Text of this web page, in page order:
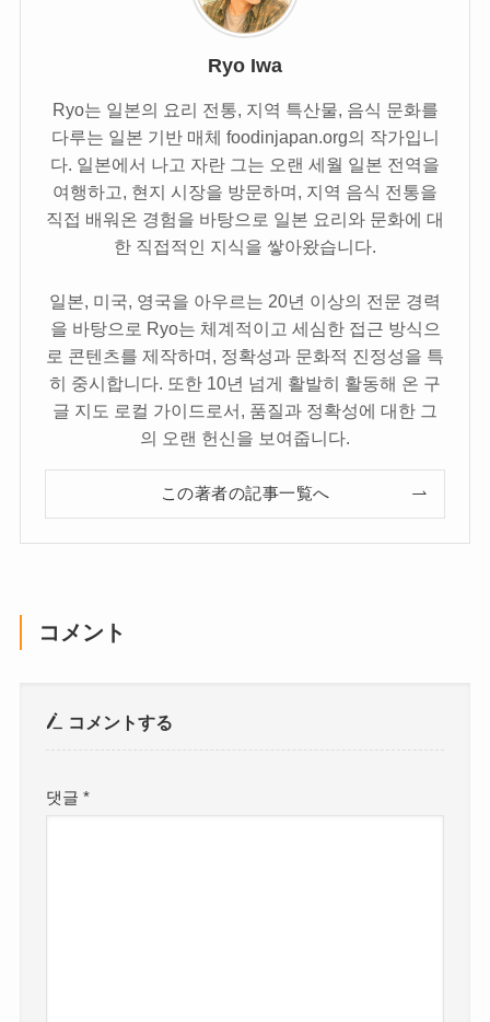
Ryo Iwa
Ryo는 일본의 요리 전통, 지역 특산물, 음식 문화를
다루는 일본 기반 매체 foodinjapan.org의 작가입니
다. 일본에서 나고 자란 그는 오랜 세월 일본 전역을
여행하고, 현지 시장을 방문하며, 지역 음식 전통을
직접 배워온 경험을 바탕으로 일본 요리와 문화에 대
한 직접적인 지식을 쌓아왔습니다.
일본, 미국, 영국을 아우르는 20년 이상의 전문 경력
을 바탕으로 Ryo는 체계적이고 세심한 접근 방식으
로 콘텐츠를 제작하며, 정확성과 문화적 진정성을 특
히 중시합니다. 또한 10년 넘게 활발히 활동해 온 구
글 지도 로컬 가이드로서, 품질과 정확성에 대한 그
의 오랜 헌신을 보여줍니다.
この著者の記事一覧へ
コメント
コメントする
댓글*